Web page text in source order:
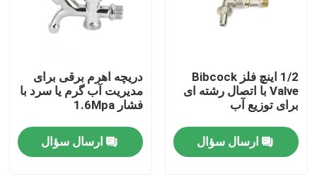
دریچه بیبکوک برنجی
شیر زاویه ای برنجی
1/2 اینچ فلز Bibcock
Valve با اتصال رشته ای
برای توزیع آب
ارسال سؤال
دریچه اهرم برقی برای
مدیریت آب گرم یا سرد با
فشار 1.6Mpa
ارسال سؤال